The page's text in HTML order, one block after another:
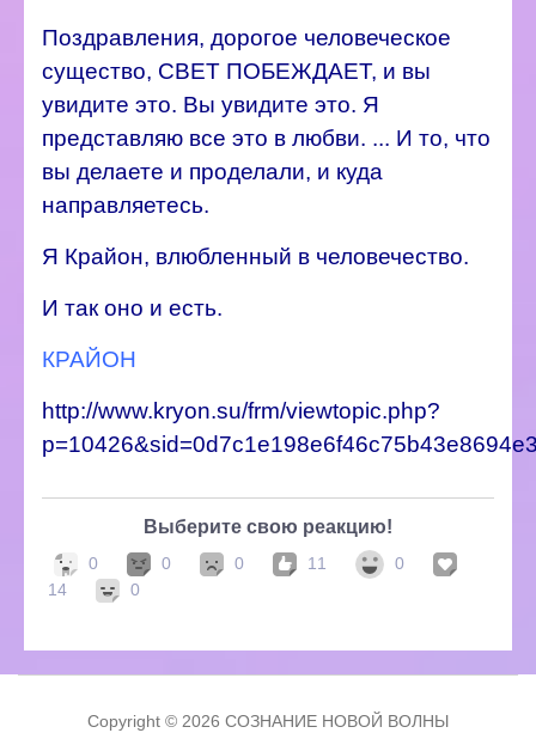
Поздравления, дорогое человеческое
существо, СВЕТ ПОБЕЖДАЕТ, и вы
увидите это. Вы увидите это. Я
представляю все это в любви. ... И то, что
вы делаете и проделали, и куда
направляетесь.
Я Крайон, влюбленный в человечество.
И так оно и есть.
КРАЙОН
http://www.kryon.su/frm/viewtopic.php?
Выберите свою реакцию!
0 0 0 11
0
14
0
Copyright © 2026 СОЗНАНИЕ НОВОЙ ВОЛНЫ